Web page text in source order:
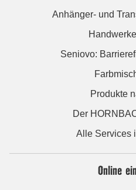
Anhänger- und
Seniovo:
Produkte
Der
Alle Services
Online